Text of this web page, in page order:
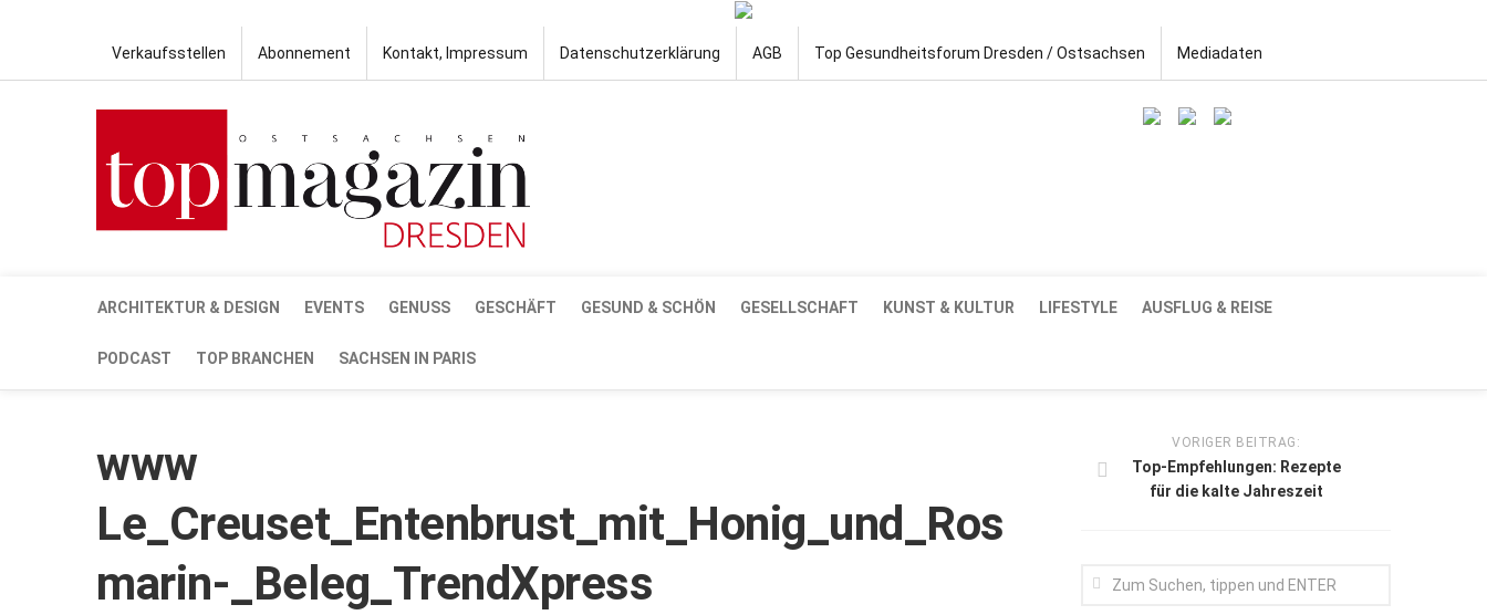
Verkaufsstellen Abonnement Kontakt, Impressum Datenschutzerklärung AGB Top Gesundheitsforum Dresden / Ostsachsen Mediadaten
ARCHITEKTUR & DESIGN EVENTS GENUSS GESCHÄFT GESUND & SCHÖN GESELLSCHAFT KUNST & KULTUR LIFESTYLE AUSFLUG & REISE
PODCAST TOP BRANCHEN SACHSEN IN PARIS
www
Le_Creuset_Entenbrust_mit_Honig_und_Ros
marin-_Beleg_TrendXpress
VORIGER BEITRAG:
Top-Empfehlungen: Rezepte
für die kalte Jahreszeit